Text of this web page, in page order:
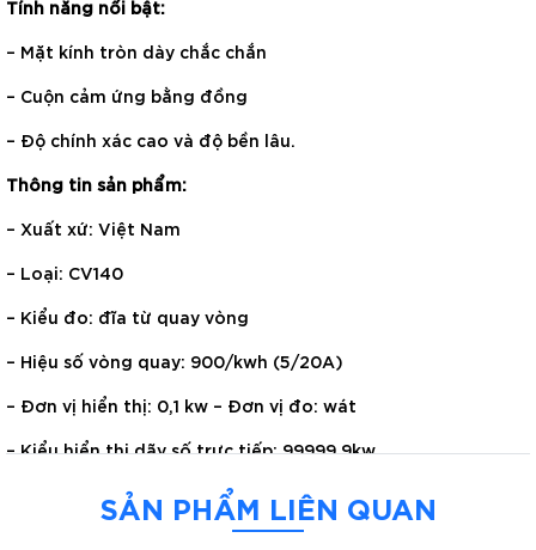
Tính năng nổi bật:
– Mặt kính tròn dày chắc chắn
– Cuộn cảm ứng bằng đồng
– Độ chính xác cao và độ bền lâu.
Thông tin sản phẩm:
– Xuất xứ: Việt Nam
– Loại: CV140
– Kiểu đo: đĩa từ quay vòng
– Hiệu số vòng quay: 900/kwh (5/20A)
– Đơn vị hiển thị: 0,1 kw – Đơn vị đo: wát
– Kiểu hiển thị dãy số trực tiếp: 99999,9kw
– Dòng điện 1 pha: 2 dây – nóng và lạnh
– Dòng điện danh định: 220V
SẢN PHẨM LIÊN QUAN